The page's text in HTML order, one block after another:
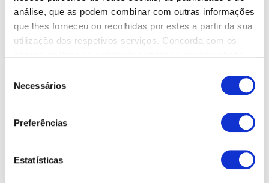
análise, que as podem combinar com outras informações
que lhes forneceu ou recolhidas por estes a partir da sua
utilização dos respetivos serviços. Concorda com os
Necessários
Preferências
Estatísticas